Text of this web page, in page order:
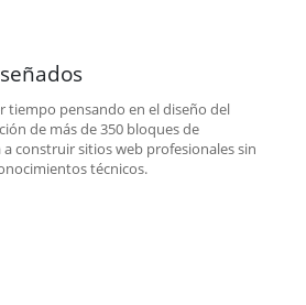
tiempo pensando en el diseño del
de más de 350 bloques de
construir sitios web profesionales sin
técnicos.